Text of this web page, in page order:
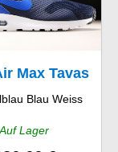
Max Tavas
Blau Weiss
Auf Lager